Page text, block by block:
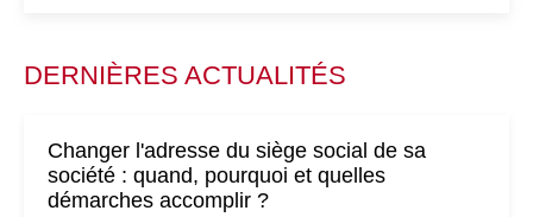
DERNIÈRES ACTUALITÉS
Changer l'adresse du siège social de sa
société : quand, pourquoi et quelles
démarches accomplir ?